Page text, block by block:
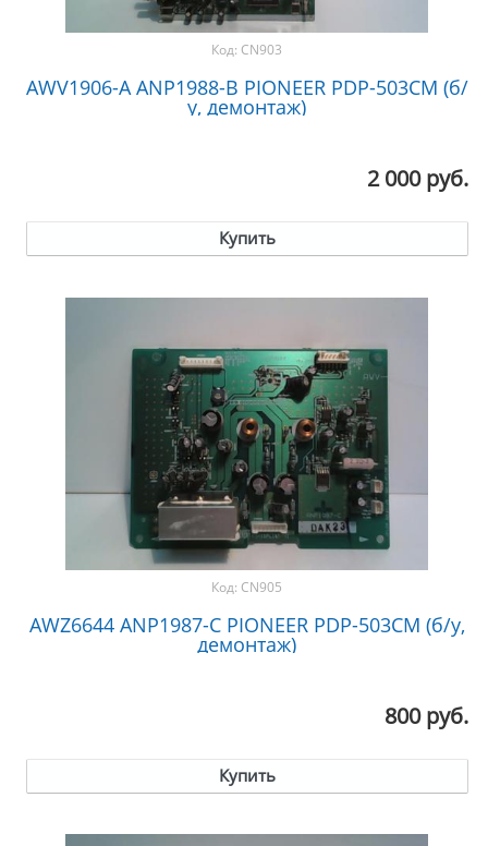
Код: CN903
AWV1906-A ANP1988-B PIONEER PDP-503CM (б/
у, демонтаж)
2 000 руб.
Купить
Код: CN905
AWZ6644 ANP1987-C PIONEER PDP-503CM (б/у,
демонтаж)
800 руб.
Купить